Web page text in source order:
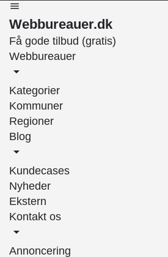
Webbureauer.dk
Få gode tilbud (gratis)
Webbureauer
Kategorier
Kommuner
Regioner
Blog
Kundecases
Nyheder
Ekstern
Kontakt os
Annoncering